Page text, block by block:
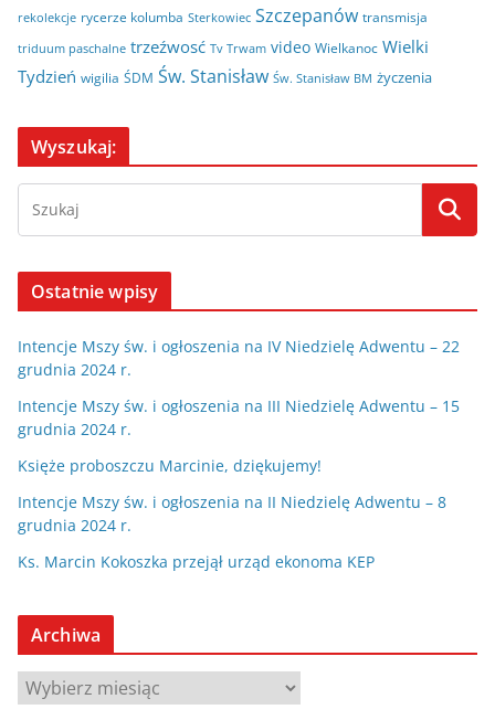
rekolekcje rycerze kolumba Sterkowiec Szczepanów transmisja
triduum paschalne trzeźwosć Tv Trwam video Wielkanoc Wielki
Tydzień wigilia ŚDM Św. Stanisław Św. Stanisław BM życzenia
Wyszukaj:
Ostatnie wpisy
Intencje Mszy św. i ogłoszenia na IV Niedzielę Adwentu – 22
grudnia 2024 r.
Intencje Mszy św. i ogłoszenia na III Niedzielę Adwentu – 15
grudnia 2024 r.
Księże proboszczu Marcinie, dziękujemy!
Intencje Mszy św. i ogłoszenia na II Niedzielę Adwentu – 8
grudnia 2024 r.
Ks. Marcin Kokoszka przejął urząd ekonoma KEP
Archiwa
A